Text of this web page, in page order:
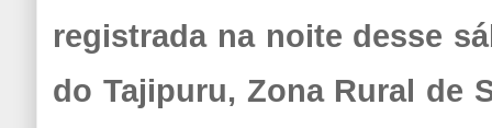
registrada na noite desse
do Tajipuru, Zona Rural de